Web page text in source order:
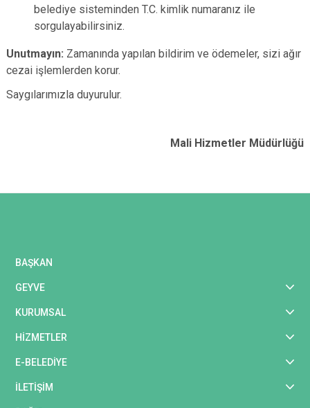
belediye sisteminden T.C. kimlik numaranız ile
sorgulayabilirsiniz.
Unutmayın: Zamanında yapılan bildirim ve ödemeler, sizi ağır
cezai işlemlerden korur.
Saygılarımızla duyurulur.
Mali Hizmetler Müdürlüğü
BAŞKAN
GEYVE
KURUMSAL
HİZMETLER
E-BELEDİYE
İLETİŞİM